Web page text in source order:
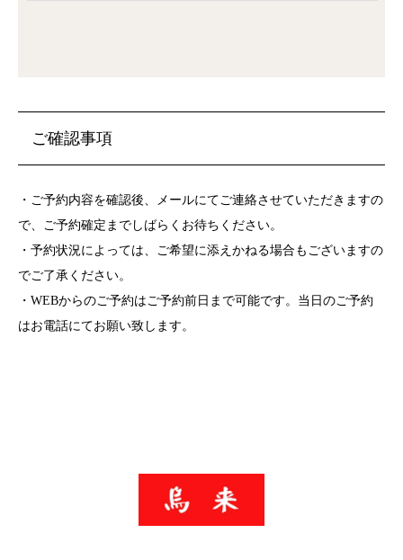
ご確認事項
・ご予約内容を確認後、メールにてご連絡させていただきますの
で、ご予約確定までしばらくお待ちください。
・予約状況によっては、ご希望に添えかねる場合もございますの
でご了承ください。
・WEBからのご予約はご予約前日まで可能です。当日のご予約
はお電話にてお願い致します。